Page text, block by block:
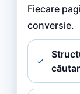
Fiecare
conversie.